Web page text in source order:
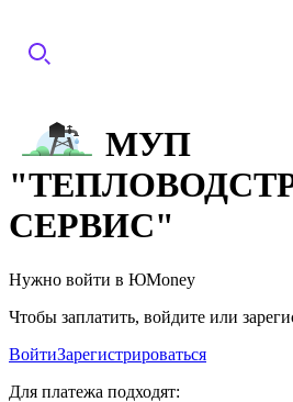
МУП
СЕРВИС"
Нужно войти в ЮMoney
Чтобы заплатить, войдите или
ВойтиЗарегистрироваться
Для платежа подходят: